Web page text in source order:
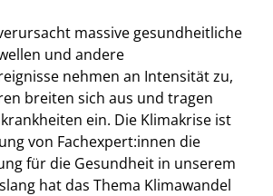
massive gesundheitliche
und andere
nehmen an Intensität zu,
breiten sich aus und tragen
ein. Die Klimakrise ist
von Fachexpert:innen die
für die Gesundheit in unserem
hat das Thema Klimawandel